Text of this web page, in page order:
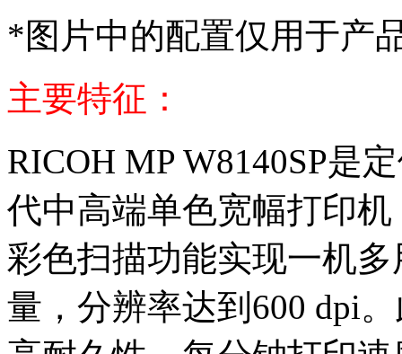
*图片中的配置仅用于产
主要特征：
RICOH MP W8140SP是
代中高端单色宽幅打印
彩色扫描功能实现一机
量，分辨率达到600 dpi